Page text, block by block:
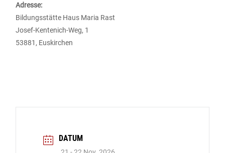
Adresse:
Bildungsstätte Haus Maria Rast
Josef-Kentenich-Weg, 1
53881, Euskirchen
DATUM